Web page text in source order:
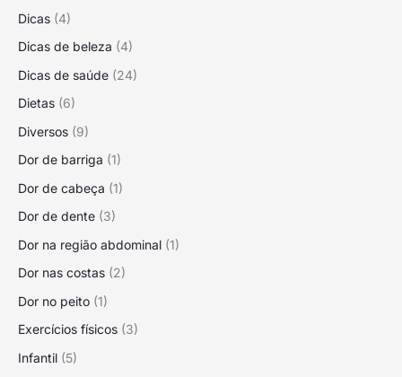
Dicas (4)
Dicas de beleza (4)
Dicas de saúde (24)
Dietas (6)
Diversos (9)
Dor de barriga (1)
Dor de cabeça (1)
Dor de dente (3)
Dor na região abdominal (1)
Dor nas costas (2)
Dor no peito (1)
Exercícios físicos (3)
Infantil (5)